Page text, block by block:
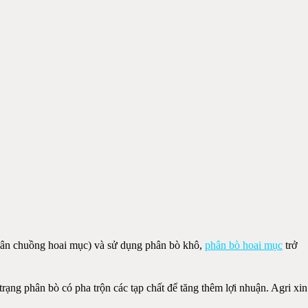
chuồng hoai mục) và sử dụng phân bò khô, phân bò hoai mục trở
phân bò có pha trộn các tạp chất để tăng thêm lợi nhuận. Agri xin